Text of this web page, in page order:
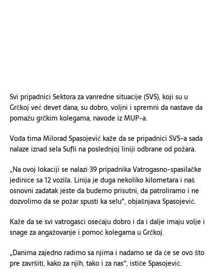
Svi pripadnici Sektora za vanredne situacije (SVS), koji su u
Grčkoj već devet dana, su dobro, voljni i spremni da nastave da
pomažu grčkim kolegama, navode iz MUP-a.
Vođa tima Milorad Spasojević kaže da se pripadnici SVS-a sada
nalaze iznad sela Sufli na poslednjoj liniji odbrane od požara.
„Na ovoj lokaciji se nalazi 39 pripadnika Vatrogasno-spasilačke
jedinice sa 12 vozila. Linija je duga nekoliko kilometara i naš
osnovni zadatak jeste da budemo prisutni, da patroliramo i ne
dozvolimo da se požar spusti ka selu“, objašnjava Spasojević.
Kaže da se svi vatrogasci osećaju dobro i da i dalje imaju volje i
snage za angažovanje i pomoć kolegama u Grčkoj.
„Danima zajedno radimo sa njima i nadamo se da će se ovo što
pre završiti, kako za njih, tako i za nas“, ističe Spasojević.